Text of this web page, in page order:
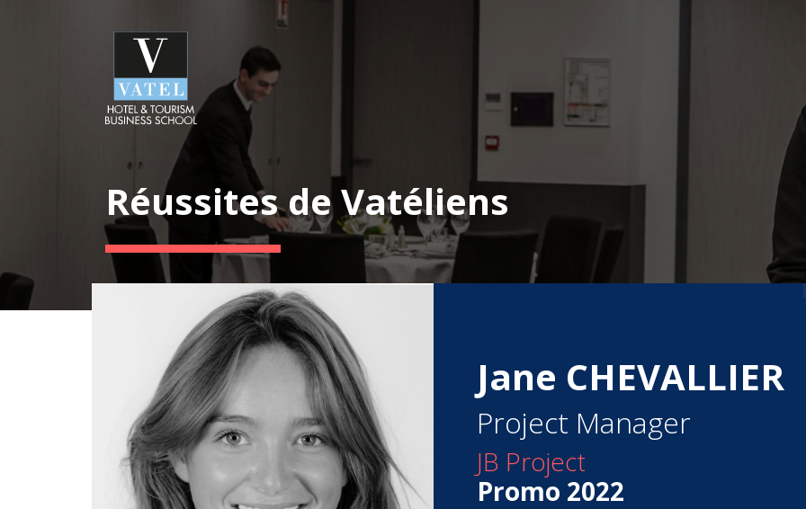
Réussites de Vatéliens
Jane CHEVALLIER
Project Manager
JB Project
Promo 2022